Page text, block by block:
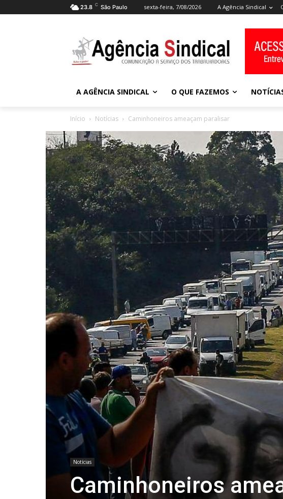
23.8 C São Paulo sexta-feira, 7/08/2026 A Agência Sindical
A AGÊNCIA SINDICAL O QUE FAZEMOS
Início Notícias Caminhoneiros ameaçam paralisar
Notícias
Caminhoneiros